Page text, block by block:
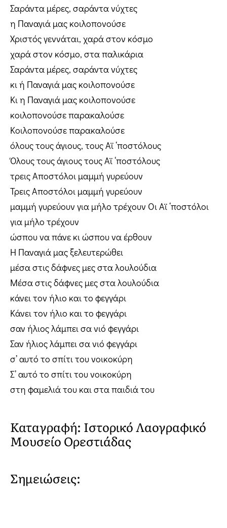
Σαράντα μέρες, σαράντα νύχτες
η Παναγιά μας κοιλοπονούσε
Χριστός γεννάται, χαρά στον κόσμο
χαρά στον κόσμο, στα παλικάρια
Σαράντα μέρες, σαράντα νύχτες
κι ή Παναγιά μας κοιλοπονούσε
Κι η Παναγιά μας κοιλοπονούσε
κοιλοπονούσε παρακαλούσε
Κοιλοπονούσε παρακαλούσε
όλους τους άγιους, τους Αϊ ‘ποστόλους
Όλους τους άγιους τους Αϊ ‘ποστόλους
τρεις Αποστόλοι μαμμή γυρεύουν
Τρεις Αποστόλοι μαμμή γυρεύουν
μαμμή γυρεύουν για μήλο τρέχουν Οι Αϊ ‘ποστόλοι
για μήλο τρέχουν
ώσπου να πάνε κι ώσπου να έρθουν
Η Παναγιά μας ξελευτερώθει
μέσα στις δάφνες μες στα λουλούδια
Μέσα στις δάφνες μες στα λουλούδια
κάνει τον ήλιο και το φεγγάρι
Κάνει τον ήλιο και το φεγγάρι
σαν ήλιος λάμπει σα νιό φεγγάρι
Σαν ήλιος λάμπει σα νιό φεγγάρι
σ’ αυτό το σπίτι του νοικοκύρη
Σ’ αυτό το σπίτι του νοικοκύρη
στη φαμελιά του και στα παιδιά του
Καταγραφή: Ιστορικό Λαογραφικό
Μουσείο Ορεστιάδας
Σημειώσεις: